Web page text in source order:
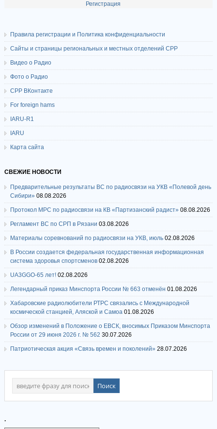
Регистрация
Правила регистрации и Политика конфиденциальности
Сайты и страницы региональных и местных отделений СРР
Видео о Радио
Фото о Радио
СРР ВКонтакте
For foreign hams
IARU-R1
IARU
Карта сайта
СВЕЖИЕ НОВОСТИ
Предварительные результаты ВС по радиосвязи на УКВ «Полевой день
Сибири» 08.08.2026
Протокол МРС по радиосвязи на КВ «Партизанский радист» 08.08.2026
Регламент ВС по СРП в Рязани 03.08.2026
Материалы соревнований по радиосвязи на УКВ, июль 02.08.2026
В России создается федеральная государственная информационная
система здоровья спортсменов 02.08.2026
UA3GGO-65 лет! 02.08.2026
Легендарный приказ Минспорта России № 663 отменён 01.08.2026
Хабаровские радиолюбители РТРС связались с Международной
космической станцией, Аляской и Самоа 01.08.2026
Обзор изменений в Положение о ЕВСК, вносимых Приказом Минспорта
России от 29 июня 2026 г. № 562 30.07.2026
Патриотическая акция «Связь времен и поколений» 28.07.2026
.